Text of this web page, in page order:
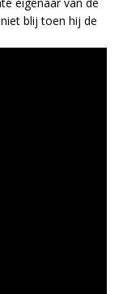
blij toen hij de